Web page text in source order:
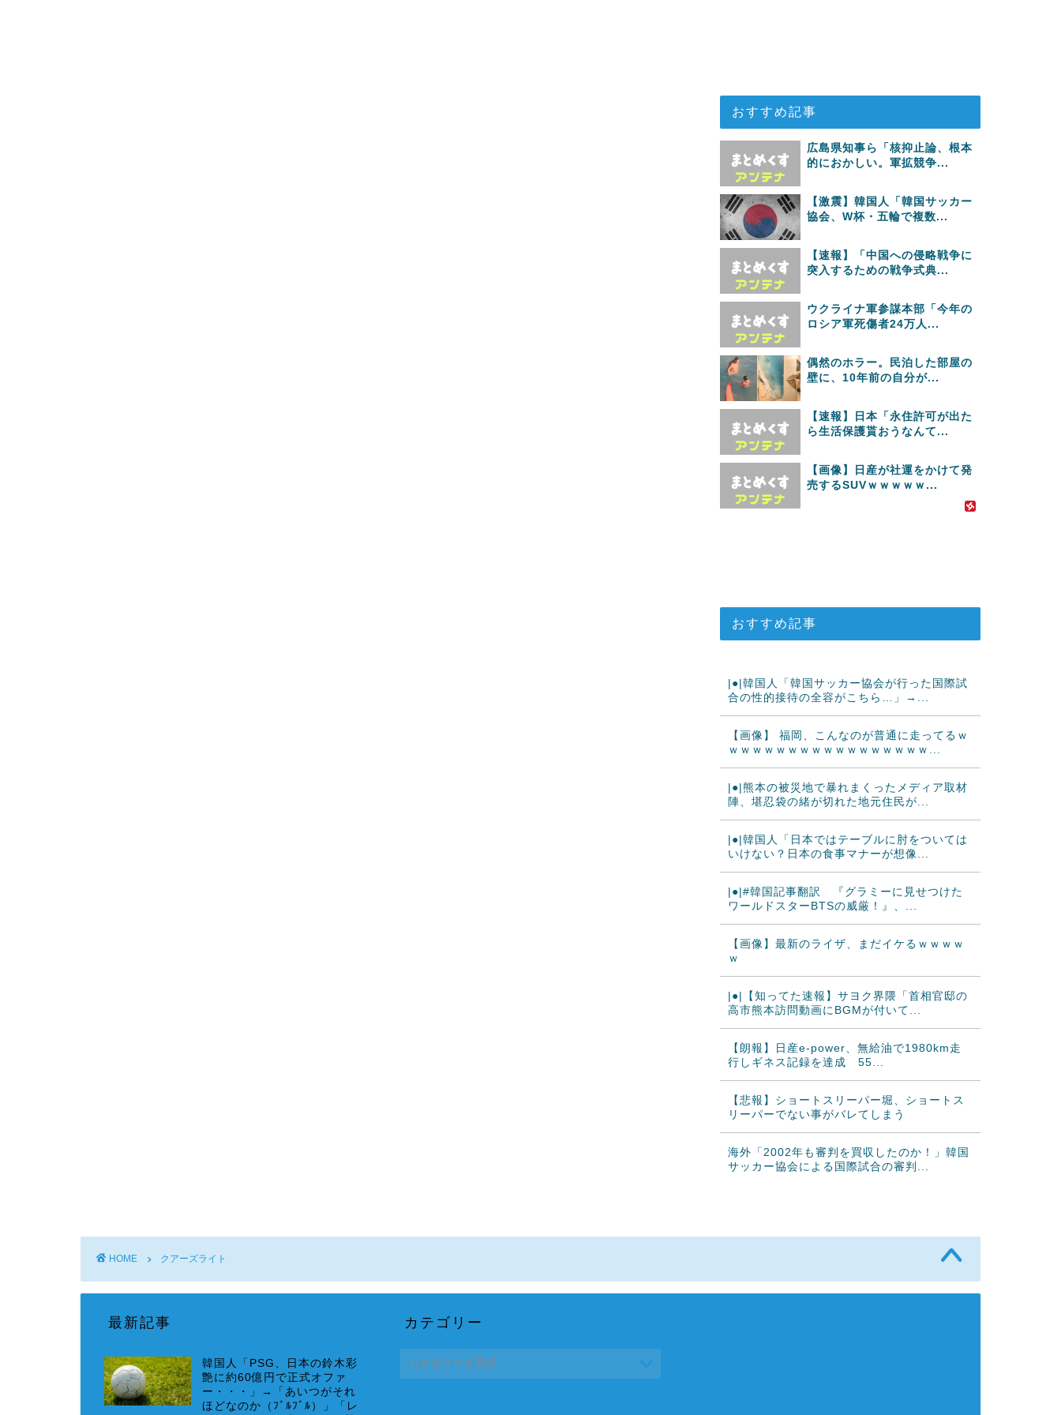
おすすめ記事
広島県知事ら「核抑止論、根本
的におかしい。軍拡競争...
【激震】韓国人「韓国サッカー
協会、W杯・五輪で複数...
【速報】「中国への侵略戦争に
突入するための戦争式典...
ウクライナ軍参謀本部「今年の
ロシア軍死傷者24万人...
偶然のホラー。民泊した部屋の
壁に、10年前の自分が...
【速報】日本「永住許可が出た
ら生活保護貰おうなんて...
【画像】日産が社運をかけて発
売するSUVｗｗｗｗｗ...
おすすめ記事
|●|韓国人「韓国サッカー協会が行った国際試
合の性的接待の全容がこちら…」→...
【画像】 福岡、こんなのが普通に走ってるｗ
ｗｗｗｗｗｗｗｗｗｗｗｗｗｗｗｗｗ...
|●|熊本の被災地で暴れまくったメディア取材
陣、堪忍袋の緒が切れた地元住民が...
|●|韓国人「日本ではテーブルに肘をついては
いけない？日本の食事マナーが想像...
|●|#韓国記事翻訳 『グラミーに見せつけた
ワールドスターBTSの威厳！』、...
【画像】最新のライザ、まだイケるｗｗｗｗ
ｗ
|●|【知ってた速報】サヨク界隈「首相官邸の
高市熊本訪問動画にBGMが付いて...
【朗報】日産e-power、無給油で1980km走
行しギネス記録を達成 55...
【悲報】ショートスリーパー堀、ショートス
リーパーでない事がバレてしまう
海外「2002年も審判を買収したのか！」韓国
サッカー協会による国際試合の審判...
【激震】韓国人「韓国サッカー協会、W杯・
HOME クアーズライト
最新記事
韓国人「PSG、日本の鈴木彩
艶に約60億円で正式オファ
ー・・・」→「あいつがそれ
ほどなのか（ﾌﾞﾙﾌﾞﾙ）」「レ
カテゴリー